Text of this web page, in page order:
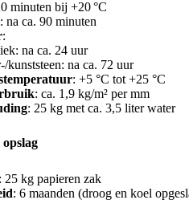
minuten bij +20 °C
: na ca. 90 minuten
:
na ca. 24 uur
kunststeen: na ca. 72 uur
: +5 °C tot +25 °C
: ca. 1,9 kg/m² per mm
: 25 kg met ca. 3,5 liter water
: 25 kg papieren zak
: 6 maanden (droog en koel